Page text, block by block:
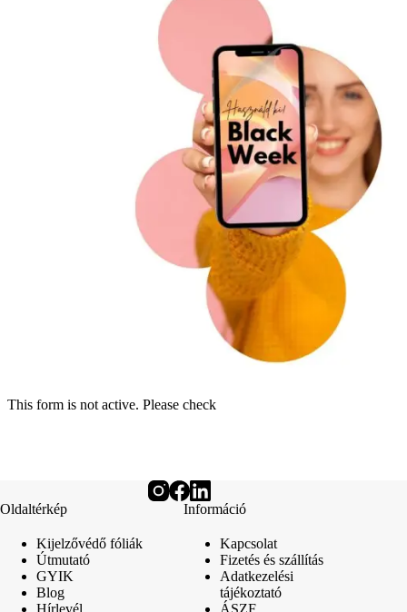
This form is not active. Please check
Oldaltérkép
Kijelzővédő fóliák
Útmutató
GYIK
Blog
Hírlevél
Információ
Kapcsolat
Fizetés és szállítás
Adatkezelési
tájékoztató
ÁSZF